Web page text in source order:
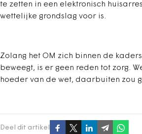
te zetten in een elektronisch
wettelijke grondslag voor is.
Zolang het OM zich binnen de
beweegt, is er geen reden tot zorg.
hoeder van de wet, daarbuiten zou
Deel dit artikel